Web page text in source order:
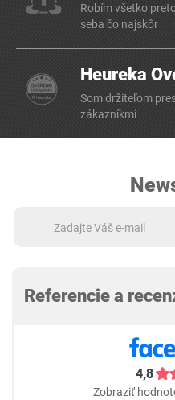
Robím všetko
seba čo najskôr
Heureka
Som držiteľom
zákazníkmi
Referencie a
4,8
Zobraziť